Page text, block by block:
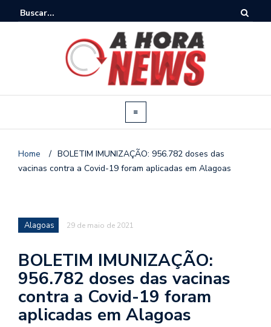
Home / BOLETIM IMUNIZAÇÃO: 956.782 doses das
vacinas contra a Covid-19 foram aplicadas em Alagoas
Alagoas 29 de maio de 2021
BOLETIM IMUNIZAÇÃO:
956.782 doses das vacinas
contra a Covid-19 foram
aplicadas em Alagoas